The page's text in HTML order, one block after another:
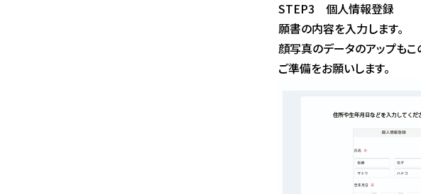
STEP3 個人情報登録
願書の内容を入力します。
顔写真のデータのアップもこ
ご準備をお願いします。